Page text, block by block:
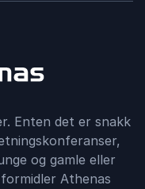
Enten det er snakk
og gamle eller
Athenas